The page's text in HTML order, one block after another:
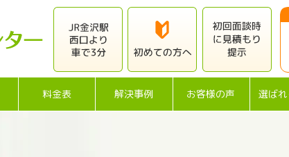
料金表 解決事例 お客様の声 選ば